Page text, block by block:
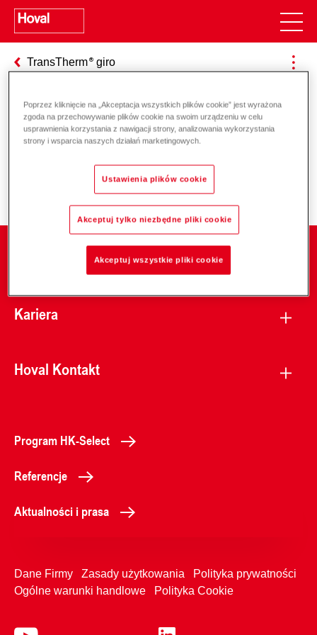
TransTherm giro
Odpowiedzialność za energię i
Kariera
Hoval Kontakt
Program HK-Select
Referencje
Aktualności i prasa
Dane Firmy Zasady użytkowania
Polityka prywatności
Ogólne warunki handlowe
Polityka Cookie
Poprzez kliknięcie na „Akceptacja wszystkich plików cookie” jest wyrażona
zgoda na przechowywanie plików cookie na swoim urządzeniu w celu
usprawnienia korzystania z nawigacji strony, analizowania wykorzystania
strony i wsparcia naszych działań marketingowych.
Ustawienia plików cookie
Akceptuj tylko niezbędne pliki cookie
Akceptuj wszystkie pliki cookie